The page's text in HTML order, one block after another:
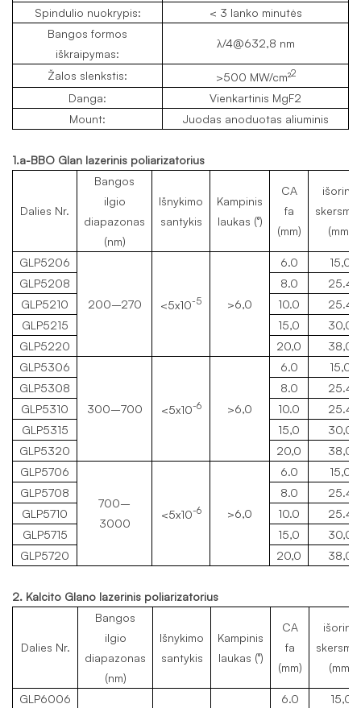
Spindulio nuokrypis:
< 3 lanko minutės
Bangos formos
iškraipymas:
λ/4@632,8 nm
Žalos slenkstis: >500 MW/cm²2
Danga:
Vienkartinis MgF2
Mount:
Juodas anoduotas aliuminis
1.a-BBO Glan lazerinis poliarizatorius
Dalies Nr.
Bangos
ilgio
diapazonas
(nm)
Išnykimo
santykis
Kampinis
laukas (°)
CA
fa
(mm)
išorinis
(mm)
GLP5206
200–270 <5x10-5 >6,0
6.0
15,0
GLP5208
8.0
25.4
GLP5210
10.0
25.4
GLP5215
15,0
30,0
GLP5220
20,0
38,0
GLP5306
300–700 <5x10-6 >6,0
6.0
15,0
GLP5308
8.0
25.4
GLP5310
10.0
25.4
GLP5315
15,0
30,0
GLP5320
20,0
38,0
GLP5706
700–
3000
<5x10-6 >6,0
6.0
15,0
GLP5708
8.0
25.4
GLP5710
10.0
25.4
GLP5715
15,0
30,0
GLP5720
20,0 38,0
2. Kalcito Glano lazerinis poliarizatorius
Dalies Nr.
Bangos
ilgio
diapazonas
(nm)
Išnykimo
santykis
Kampinis
laukas (°)
CA
fa
(mm)
išorinis
(mm)
GLP6006 6.0 15,0